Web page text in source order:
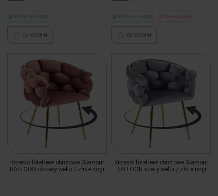
Wysyłka w 48 godzin
do koszyka
Wysyłka w 48 godzin Na wyczerpaniu
do koszyka
Krzesło fotelowe obrotowe Glamour
BALLOON różowy welur / złote nogi
Krzesło fotelowe obrotowe Glamour
BALLOON szary welur / złote nogi